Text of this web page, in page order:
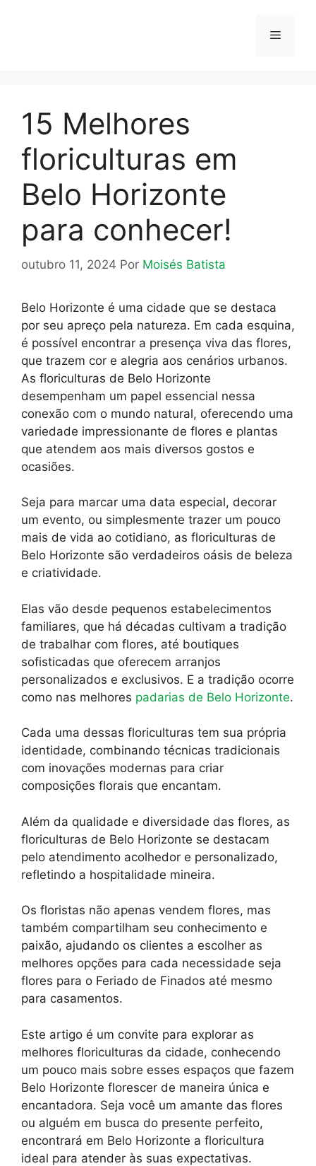
Menu
15 Melhores
floriculturas em
Belo Horizonte
para conhecer!
outubro 11, 2024 Por Moisés Batista
Belo Horizonte é uma cidade que se destaca
por seu apreço pela natureza. Em cada esquina,
é possível encontrar a presença viva das flores,
que trazem cor e alegria aos cenários urbanos.
As floriculturas de Belo Horizonte
desempenham um papel essencial nessa
conexão com o mundo natural, oferecendo uma
variedade impressionante de flores e plantas
que atendem aos mais diversos gostos e
ocasiões.
Seja para marcar uma data especial, decorar
um evento, ou simplesmente trazer um pouco
mais de vida ao cotidiano, as floriculturas de
Belo Horizonte são verdadeiros oásis de beleza
e criatividade.
Elas vão desde pequenos estabelecimentos
familiares, que há décadas cultivam a tradição
de trabalhar com flores, até boutiques
sofisticadas que oferecem arranjos
personalizados e exclusivos. E a tradição ocorre
como nas melhores padarias de Belo Horizonte.
Cada uma dessas floriculturas tem sua própria
identidade, combinando técnicas tradicionais
com inovações modernas para criar
composições florais que encantam.
Além da qualidade e diversidade das flores, as
floriculturas de Belo Horizonte se destacam
pelo atendimento acolhedor e personalizado,
refletindo a hospitalidade mineira.
Os floristas não apenas vendem flores, mas
também compartilham seu conhecimento e
paixão, ajudando os clientes a escolher as
melhores opções para cada necessidade seja
flores para o Feriado de Finados até mesmo
para casamentos.
Este artigo é um convite para explorar as
melhores floriculturas da cidade, conhecendo
um pouco mais sobre esses espaços que fazem
Belo Horizonte florescer de maneira única e
encantadora. Seja você um amante das flores
ou alguém em busca do presente perfeito,
encontrará em Belo Horizonte a floricultura
ideal para atender às suas expectativas.